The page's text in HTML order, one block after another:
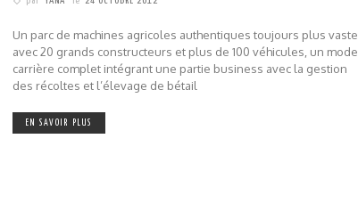
Un parc de machines agricoles authentiques toujours plus vaste,
avec 20 grands constructeurs et plus de 100 véhicules, un mode
carrière complet intégrant une partie business avec la gestion
des récoltes et l’élevage de bétail
EN SAVOIR PLUS